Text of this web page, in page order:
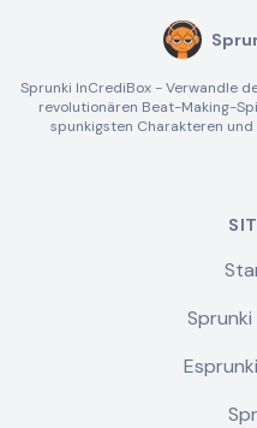
Sprunki InCrediBox - Verwandle
revolutionären Beat-Making-
spunkigsten Charakteren